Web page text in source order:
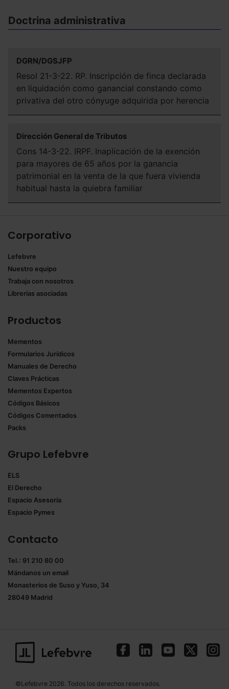
Doctrina administrativa
DGRN/DGSJFP
Resol 21-3-22. RP. Inscripción de finca declarada
en liquidación como ganancial constando como
privativa del otro cónyuge adquirida por herencia
Dirección General de Tributos
Cons 14-3-22. IRPF. Inaplicación de la exención
para mayores de 65 años por la ganancia
patrimonial en la venta de la que fuera vivienda
habitual hasta la quiebra familiar
Corporativo
Lefebvre
Nuestro equipo
Trabaja con nosotros
Librerías asociadas
Productos
Mementos
Formularios Jurídicos
Manuales de Derecho
Claves Prácticas
Mementos Expertos
Códigos Básicos
Códigos Comentados
Packs
Grupo Lefebvre
ELS
El Derecho
Espacio Asesoría
Espacio Pymes
Contacto
Tel.: 91 210 80 00
Mándanos un email
Monasterios de Suso y Yuso, 34
28049 Madrid
©Lefebvre 2026. Todos los derechos reservados.